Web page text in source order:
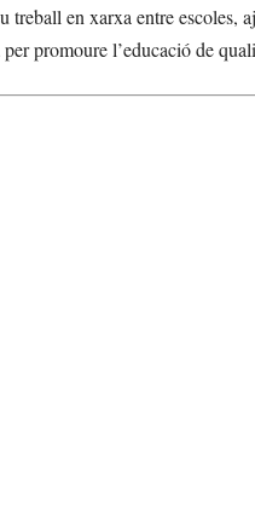
treball en xarxa entre escoles,
promoure l’educació de